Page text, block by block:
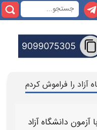
را فراموش کردم
آزمون دانشگاه آزاد